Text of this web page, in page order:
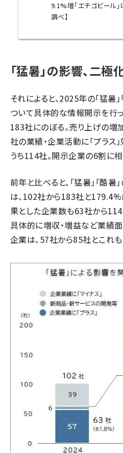
9.1%増「エチゴビール
調べ】
「猛暑」の影響、二極
それによると、2025年の「猛暑
ついて具体的な情報開示を行
183社にのぼる。売り上げの増
社の業績・企業活動に「プラス
うち114社。開示企業の6割に相
前年と比べると、「猛暑」「酷
は、102社から183社と179.4%
果とした企業数も63社から
具体的に増収・増益など業績
企業は、57社から85社とこれ